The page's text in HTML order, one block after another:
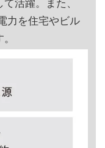
力を住宅やビル